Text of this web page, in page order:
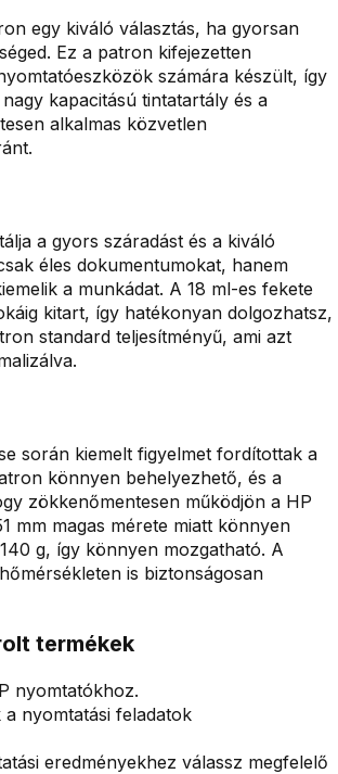
egy kiváló választás, ha gyorsan
Ez a patron kifejezetten
számára készült, így
kapacitású tintatartály és a
alkalmas közvetlen
a gyors száradást és a kiváló
éles dokumentumokat, hanem
a munkádat. A 18 ml-es fekete
kitart, így hatékonyan dolgozhatsz,
standard teljesítményű, ami azt
során kiemelt figyelmet fordítottak a
könnyen behelyezhető, és a
zökkenőmentesen működjön a HP
mm magas mérete miatt könnyen
g, így könnyen mozgatható. A
is biztonságosan
termékek
nyomtatókhoz.
nyomtatási feladatok
eredményekhez válassz megfelelő